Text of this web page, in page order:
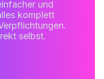
und
komplett
selbst.